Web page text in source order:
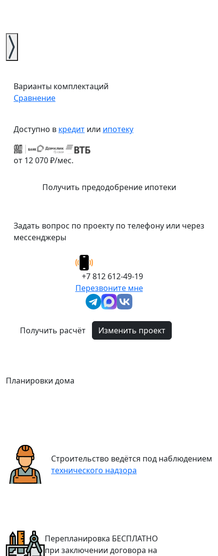
Варианты комплектаций
Сравнение
Доступно в кредит или ипотеку
от 12 070 ₽/мес.
Получить предодобрение ипотеки
Задать вопрос по проекту по телефону или через
мессенджеры
+7 812 612-49-19
Перезвоните мне
Получить расчёт Изменить проект
Планировки дома
Строительство ведётся под наблюдением
технического надзора
Перепланировка БЕСПЛАТНО
при заключении договора на